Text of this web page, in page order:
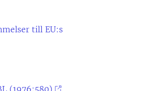
till EU:s
(1976:580)